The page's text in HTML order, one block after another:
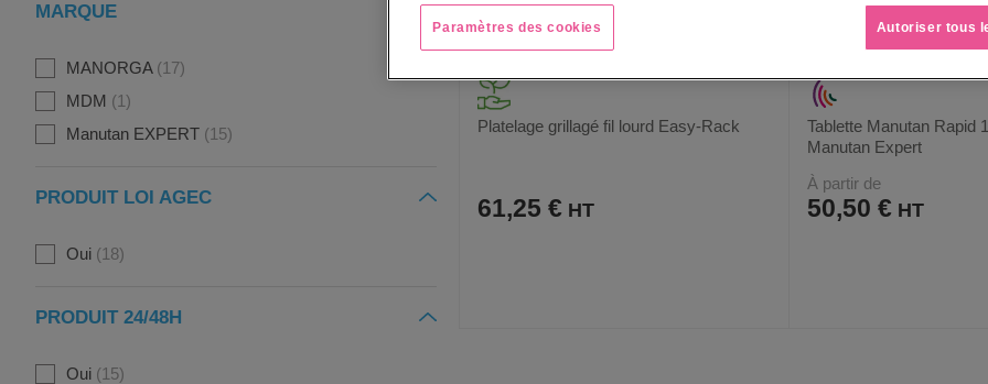
Platelage grillagé fil lourd Easy-Rack
61,25 €
Tablette Manutan Rapid
Manutan Expert
À partir de
50,50 €
MARQUE
MANORGA
17
MDM
1
Manutan EXPERT
15
PRODUIT LOI AGEC
Oui 18
PRODUIT 24/48H
Oui 15
Paramètres des cookies Autoriser tous